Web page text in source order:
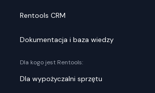
Rentools CRM
Dokumentacja i baza wiedzy
Dla kogo jest Rentools:
Dla wypożyczalni sprzętu